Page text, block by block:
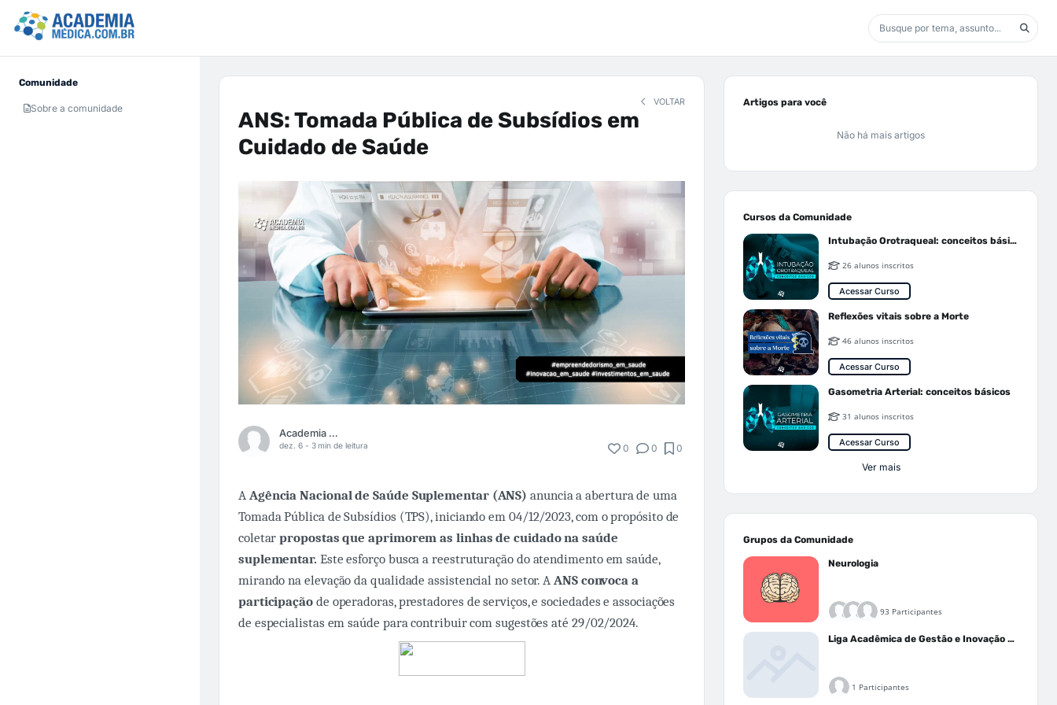
Comunidade
Sobre a comunidade
VOLTAR
ANS: Tomada Pública de Subsídios em
Cuidado de Saúde
Academia Médica
dez. 6 - 3 min de leitura 0 0 0
A Agência Nacional de Saúde Suplementar (ANS)anuncia a abertura de uma
Tomada Pública de Subsídios (TPS), iniciando em 04/12/2023, com o propósito de
coletarpropostas que aprimorem as linhas de cuidado na saúde
suplementar. Este esforço busca a reestruturação do atendimento em saúde,
mirando na elevação da qualidade assistencial no setor. A ANS convoca a
participaçãode operadoras, prestadores de serviços, e sociedades e associações
de especialistas em saúde para contribuir com sugestões até 29/02/2024.
Artigos para você
Não há mais artigos
Cursos da Comunidade
Intubação Orotraqueal: conceitos básicos
26 alunos inscritos
Acessar Curso
Reflexões vitais sobre a Morte
46 alunos inscritos
Acessar Curso
Gasometria Arterial: conceitos básicos
31 alunos inscritos
Acessar Curso
Ver mais
Grupos da Comunidade
Neurologia
93 Participantes
Liga Acadêmica de Gestão e Inovação Médica - LAGIM
1 Participantes